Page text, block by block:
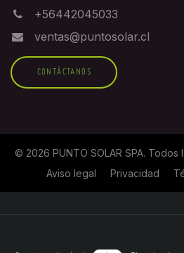
+56442045033
ventas@puntosolar.cl
CONTÁCTANOS
© 2026 PUNTO SOLAR SPA. Todos
Aviso legal
Privacidad